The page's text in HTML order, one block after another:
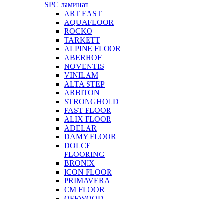
SPC ламинат
ART EAST
AQUAFLOOR
ROCKO
TARKETT
ALPINE FLOOR
ABERHOF
NOVENTIS
VINILAM
ALTA STEP
ARBITON
STRONGHOLD
FAST FLOOR
ALIX FLOOR
ADELAR
DAMY FLOOR
DOLCE
FLOORING
BRONIX
ICON FLOOR
PRIMAVERA
CM FLOOR